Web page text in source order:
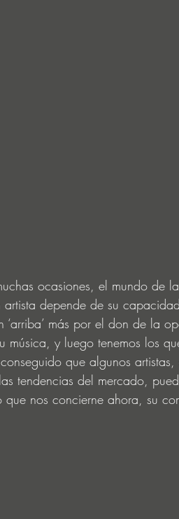
ocasiones, el mundo de
artista depende de su
‘arriba’ más por el don de la
música, y luego tenemos los
que algunos
tendencias del mercado,
que nos concierne ahora, su